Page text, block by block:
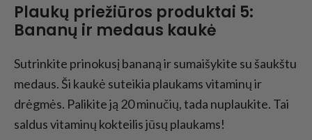
Plaukų priežiūros produktai 5:
Bananų ir medaus kaukė
Sutrinkite prinokusį bananą ir sumaišykite su šaukštu
medaus. Ši kaukė suteikia plaukams vitaminų ir
drėgmės. Palikite ją 20 minučių, tada nuplaukite. Tai
saldus vitaminų kokteilis jūsų plaukams!